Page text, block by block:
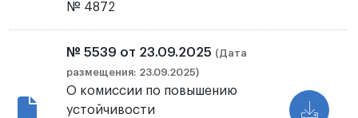
№ 4872
№ 5539 от 23.09.2025 (Дата
размещения: 23.09.2025)
О комиссии по повышению
устойчивости